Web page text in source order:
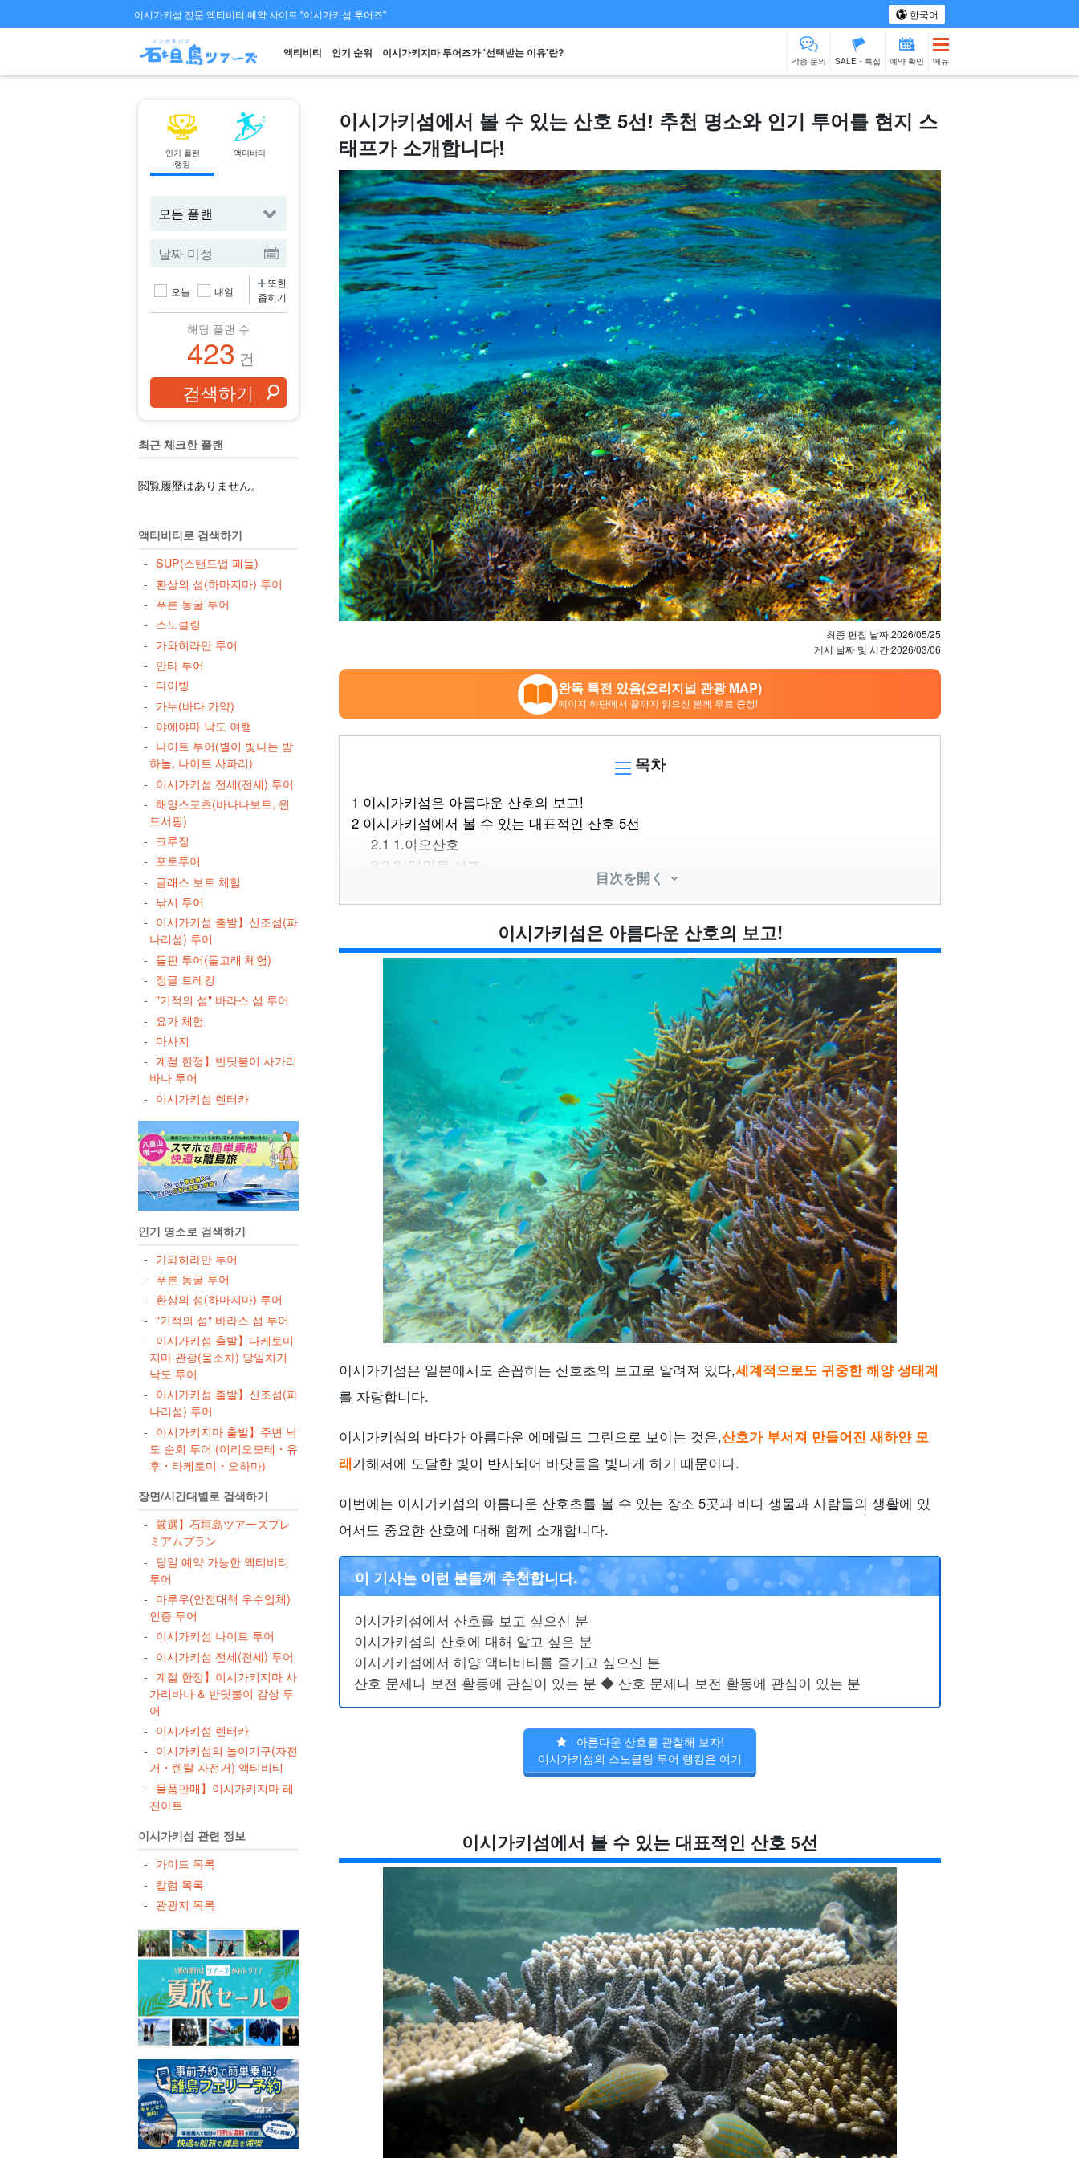
이시가키섬 전문 액티비티 예약 사이트 "이시가키섬 투어즈" 한국어
액티비티 인기 순위 이시가키지마 투어즈가 '선택받는 이유'란?
각종 문의 SALE・특집 예약 확인 메뉴
인기 플랜
랭킹
액티비티
스팟에서
당일 예약 OK
할인 혜택
오늘 내일
또한
좁히기
해당 플랜 수
423 건
최근 체크한 플랜
閲覧履歴はありません。
액티비티로 검색하기
SUP(스탠드업 패들)
환상의 섬(하마지마) 투어
푸른 동굴 투어
스노클링
가와히라만 투어
만타 투어
다이빙
카누(바다 카약)
야에야마 낙도 여행
나이트 투어(별이 빛나는 밤
하늘, 나이트 사파리)
이시가키섬 전세(전세) 투어
해양스포츠(바나나보트, 윈
드서핑)
크루징
포토투어
글래스 보트 체험
낚시 투어
이시가키섬 출발】신조섬(파
나리섬) 투어
돌핀 투어(돌고래 체험)
정글 트레킹
"기적의 섬" 바라스 섬 투어
요가 체험
마사지
계절 한정】반딧불이 사가리
바나 투어
이시가키섬 렌터카
인기 명소로 검색하기
가와히라만 투어
푸른 동굴 투어
환상의 섬(하마지마) 투어
"기적의 섬" 바라스 섬 투어
이시가키섬 출발】다케토미
지마 관광(물소차) 당일치기
낙도 투어
이시가키섬 출발】신조섬(파
나리섬) 투어
이시가키지마 출발】주변 낙
도 순회 투어 (이리오모테・유
후・타케토미・오하마)
장면/시간대별로 검색하기
厳選】石垣島ツアーズプレ
ミアムプラン
당일 예약 가능한 액티비티
투어
마루우(안전대책 우수업체)
인증 투어
이시가키섬 나이트 투어
이시가키섬 전세(전세) 투어
계절 한정】이시가키지마 사
가리바나 & 반딧불이 감상 투
어
이시가키섬 렌터카
이시가키섬의 놀이기구(자전
거・렌탈 자전거) 액티비티
물품판매】이시가키지마 레
진아트
이시가키섬 관련 정보
가이드 목록
칼럼 목록
관광지 목록
이시가키섬에서 볼 수 있는 산호 5선! 추천 명소와 인기 투어를 현지 스
태프가 소개합니다!
최종 편집 날짜;2026/05/25
게시 날짜 및 시간;2026/03/06
완독 특전 있음(오리지널 관광 MAP)
페이지 하단에서 끝까지 읽으신 분께 무료 증정!
목차
1 이시가키섬은 아름다운 산호의 보고!
2 이시가키섬에서 볼 수 있는 대표적인 산호 5선
2.1 1.아오산호
2.2 2. 테이블 산호
2.44. 에다산호
3이시가키섬의 산호초 명소 5곳
3. 환상의 섬(하마지마)
4. 강평만
3.55. 석서초호
전 세계적으로 문제가 되고 있는 산호 백화현상이란?
이시가키섬에서 진행되고 있는 산호초 보전 활동
5.11. 산호 양식 및 이식 활동
5.22. 불가사리 퇴치
5.33. 적토 유출 방지 대책
5.44. 생태관광 활성화
5.55. 지역 주민과의 협력 및 교육 활동
산호를 위해 할 수 있는 일
맺음말
目次を開く
이시가키섬은 아름다운 산호의 보고!
이시가키섬은 일본에서도 손꼽히는 산호초의 보고로 알려져 있다,세계적으로도 귀중한 해양 생태계
를 자랑합니다.
이시가키섬의 바다가 아름다운 에메랄드 그린으로 보이는 것은,산호가 부서져 만들어진 새하얀 모
래가해저에 도달한 빛이 반사되어 바닷물을 빛나게 하기 때문이다.
이번에는 이시가키섬의 아름다운 산호초를 볼 수 있는 장소 5곳과 바다 생물과 사람들의 생활에 있
어서도 중요한 산호에 대해 함께 소개합니다.
이 기사는 이런 분들께 추천합니다.
이시가키섬에서 산호를 보고 싶으신 분
이시가키섬의 산호에 대해 알고 싶은 분
이시가키섬에서 해양 액티비티를 즐기고 싶으신 분
산호 문제나 보전 활동에 관심이 있는 분 ◆ 산호 문제나 보전 활동에 관심이 있는 분
아름다운 산호를 관찰해 보자!
이시가키섬의 스노클링 투어 랭킹은 여기
이시가키섬에서 볼 수 있는 대표적인 산호 5선